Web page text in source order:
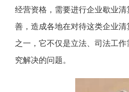
经营资格，需要进行企业歇业
善，造成各地在对待这类企业
之一，它不仅是立法、司法工
究解决的问题。